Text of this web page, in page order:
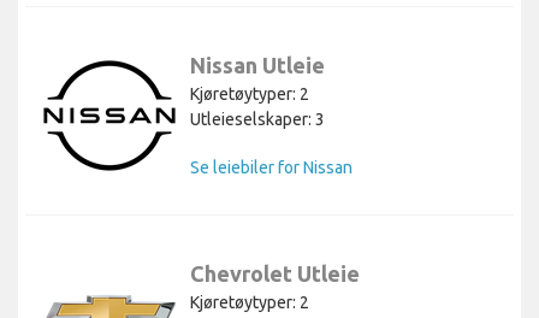
Nissan Utleie
Kjøretøytyper: 2
Utleieselskaper: 3
Se leiebiler for Nissan
Chevrolet Utleie
Kjøretøytyper: 2